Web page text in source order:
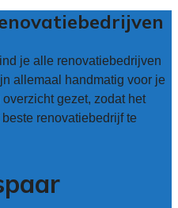
je alle renovatiebedrijven
allemaal handmatig voor je
gezet, zodat het
renovatiebedrijf te